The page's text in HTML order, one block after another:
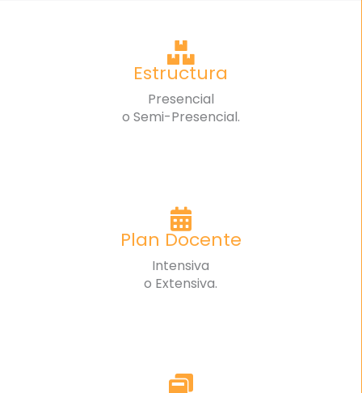
Estructura
Presencial
o Semi-Presencial.
Plan Docente
Intensiva
o Extensiva.